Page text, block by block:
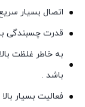
اتصال بسیار
قدرت چسبندگی
به خاطر غلظت
باشد .
فعالیت بسیار